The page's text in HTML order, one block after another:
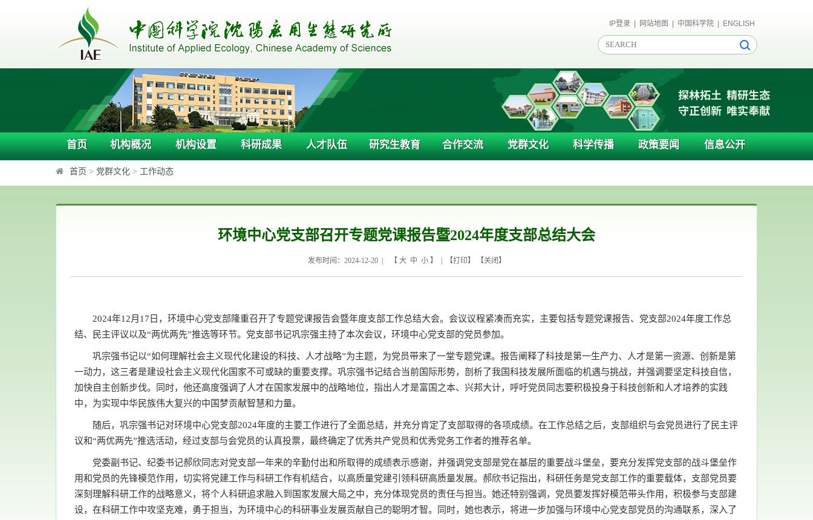
IP登录| 网站地图 中国科学院| ENGLISH
首页 机构概况 机构设置 科研成果 人才队伍 研究生教育 合作交流 党群文化 科学传播 政策要闻 信息公开
首页 > 党群文化 > 工作动态
环境中心党支部召开专题党课报告暨2024年度支部总结大会
发布时间：2024-12-20 | 【 大 中 小】 | 【打印】 【关闭 】
2024年12月17日，环境中心党支部隆重召开了专题党课报告会暨年度支部工作总结大会。会议议程紧凑而充实，主要包括专题党课报告、党支部2024年度工作总
结、民主评议以及“两优两先”推选等环节。党支部书记巩宗强主持了本次会议，环境中心党支部的党员参加。
巩宗强书记以“如何理解社会主义现代化建设的科技、人才战略”为主题，为党员带来了一堂专题党课。报告阐释了科技是第一生产力、人才是第一资源、创新是第
一动力，这三者是建设社会主义现代化国家不可或缺的重要支撑。巩宗强书记结合当前国际形势，剖析了我国科技发展所面临的机遇与挑战，并强调要坚定科技自信，
加快自主创新步伐。同时，他还高度强调了人才在国家发展中的战略地位，指出人才是富国之本、兴邦大计，呼吁党员同志要积极投身于科技创新和人才培养的实践
中，为实现中华民族伟大复兴的中国梦贡献智慧和力量。
随后，巩宗强书记对环境中心党支部2024年度的主要工作进行了全面总结，并充分肯定了支部取得的各项成绩。在工作总结之后，支部组织与会党员进行了民主评
议和“两优两先”推选活动，经过支部与会党员的认真投票，最终确定了优秀共产党员和优秀党务工作者的推荐名单。
党委副书记、纪委书记郝欣同志对党支部一年来的辛勤付出和所取得的成绩表示感谢，并强调党支部是党在基层的重要战斗堡垒，要充分发挥党支部的战斗堡垒作
用和党员的先锋模范作用，切实将党建工作与科研工作有机结合，以高质量党建引领科研高质量发展。郝欣书记指出，科研任务是党支部工作的重要载体，支部党员要
深刻理解科研工作的战略意义，将个人科研追求融入到国家发展大局之中，充分体现党员的责任与担当。她还特别强调，党员要发挥好模范带头作用，积极参与支部建
设，在科研工作中攻坚克难，勇于担当，为环境中心的科研事业发展贡献自己的聪明才智。同时，她也表示，将进一步加强与环境中心党支部党员的沟通联系，深入了